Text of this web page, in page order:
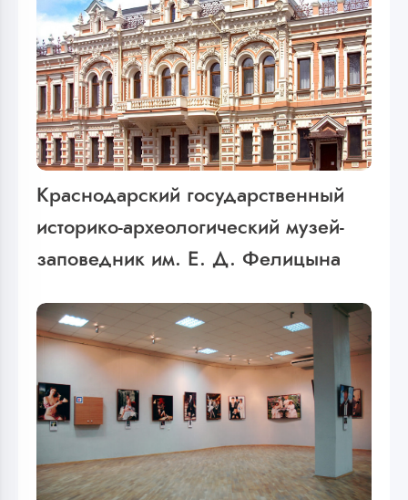
Краснодарский государственный
историко-археологический музей-
заповедник им. Е. Д. Фелицына